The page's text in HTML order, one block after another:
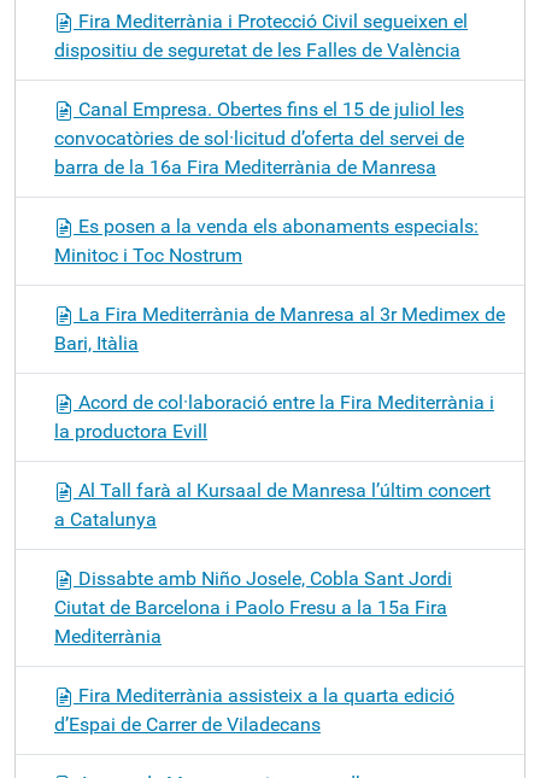
Fira Mediterrània i Protecció Civil segueixen el
dispositiu de seguretat de les Falles de València
Canal Empresa. Obertes fins el 15 de juliol les
convocatòries de sol·licitud d’oferta del servei de
barra de la 16a Fira Mediterrània de Manresa
Es posen a la venda els abonaments especials:
Minitoc i Toc Nostrum
La Fira Mediterrània de Manresa al 3r Medimex de
Bari, Itàlia
Acord de col·laboració entre la Fira Mediterrània i
la productora Evill
Al Tall farà al Kursaal de Manresa l’últim concert
a Catalunya
Dissabte amb Niño Josele, Cobla Sant Jordi
Ciutat de Barcelona i Paolo Fresu a la 15a Fira
Mediterrània
Fira Mediterrània assisteix a la quarta edició
d’Espai de Carrer de Viladecans